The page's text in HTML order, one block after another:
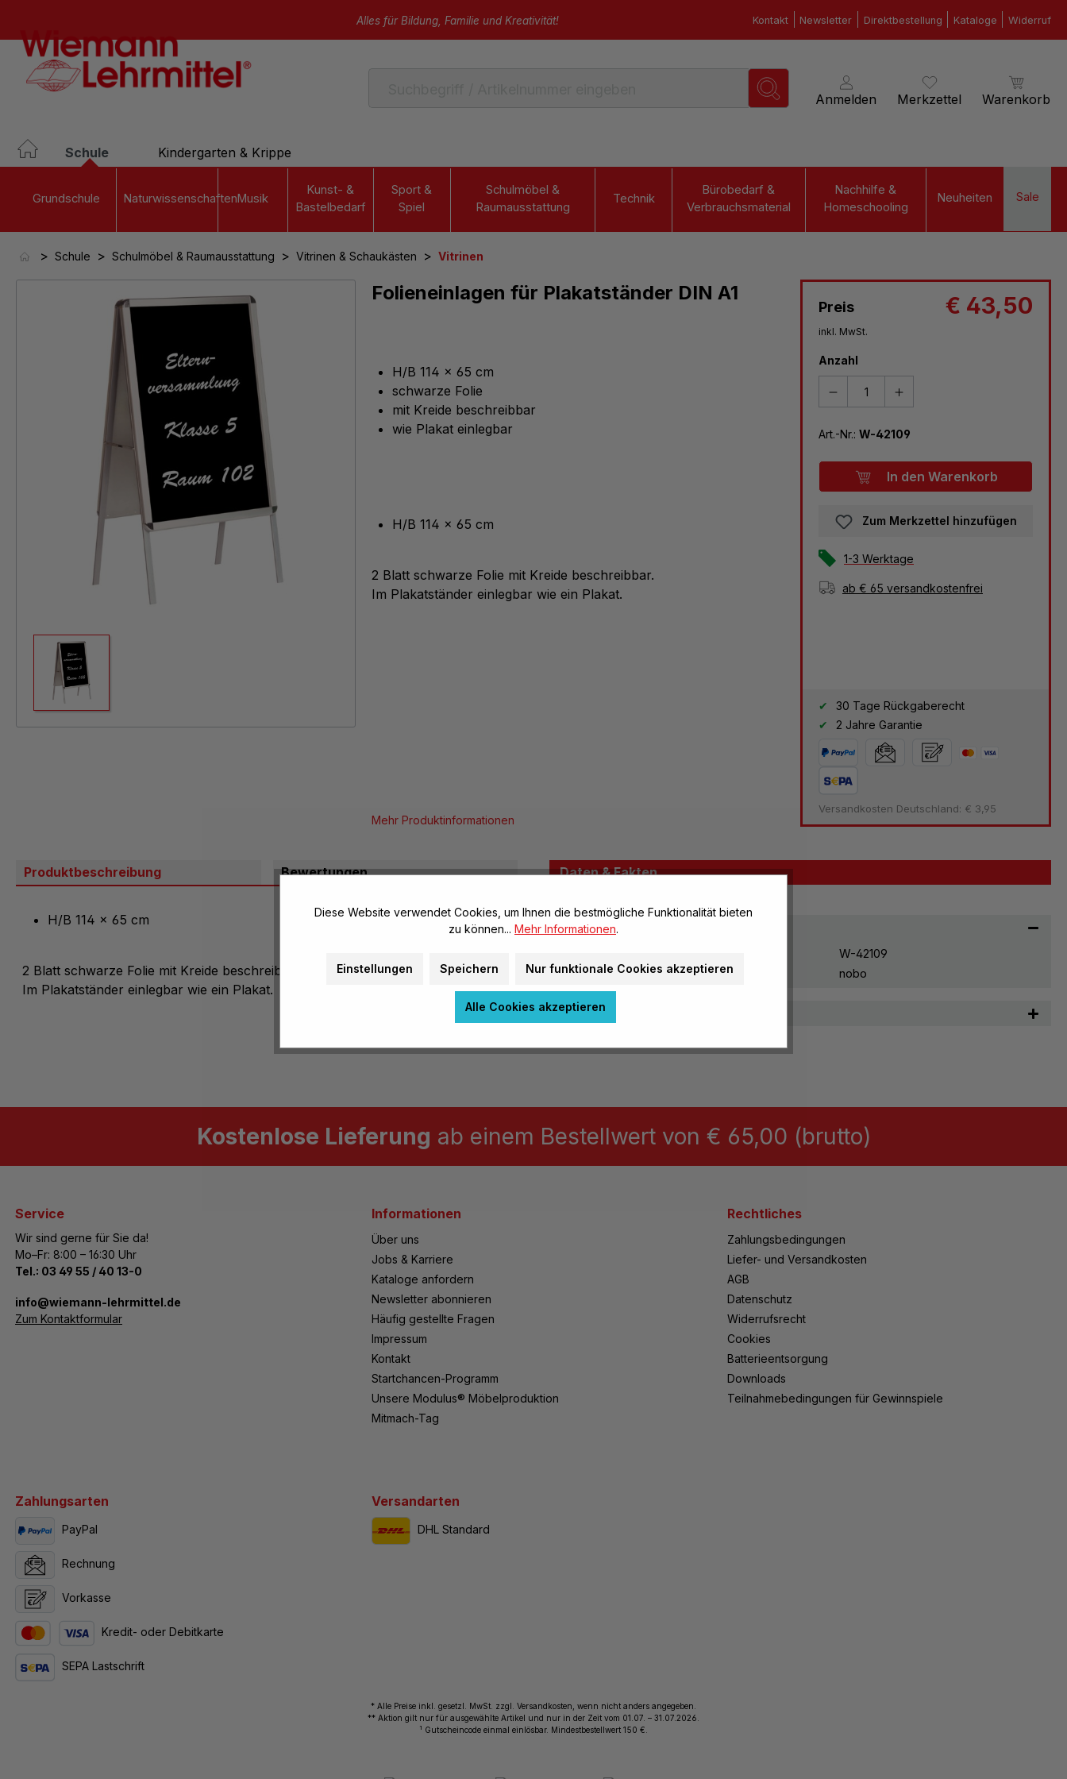
Alles für Bildung, Familie und Kreativität! Kontakt Newsletter Direktbestellung Kataloge Widerruf
Anmelden Merkzettel Warenkorb
Schule Kindergarten & Krippe
Grundschule NaturwissenschaftenMusik
Kunst- &
Bastelbedarf
Sport &
Spiel
Schulmöbel &
Raumausstattung
Technik
Bürobedarf &
Verbrauchsmaterial
Nachhilfe &
Homeschooling
Neuheiten Sale
> Schule > Schulmöbel & Raumausstattung > Vitrinen & Schaukästen > Vitrinen
Preis € 43,50
inkl. MwSt.
Anzahl
Art.-Nr.: W-42109
In den Warenkorb
Zum Merkzettel hinzufügen
1-3 Werktage
ab € 65 versandkostenfrei
30 Tage Rückgaberecht
2 Jahre Garantie
Versandkosten Deutschland: € 3,95
Folieneinlagen für Plakatständer DIN A1
H/B 114 x 65 cm
schwarze Folie
mit Kreide beschreibbar
wie Plakat einlegbar
H/B 114 x 65 cm
2 Blatt schwarze Folie mit Kreide beschreibbar.
Im Plakatständer einlegbar wie ein Plakat.
Mehr Produktinformationen
Produktbeschreibung Bewertungen
H/B 114 x 65 cm
2 Blatt schwarze Folie mit Kreide beschreibbar.
Im Plakatständer einlegbar wie ein Plakat.
Daten & Fakten
Allgemeine Infos
W-42109
Marke:
nobo
Herstellerinformationen
Kostenlose Lieferung ab einem Bestellwert von € 65,00 (brutto)
Service
Wir sind gerne für Sie da!
Mo–Fr: 8:00 – 16:30 Uhr
Tel.: 03 49 55 / 40 13-0
­info@wiemann-lehrmittel.de
Zum Kontaktformular
Informationen
Über uns
Jobs & Karriere
Kataloge anfordern
Newsletter abonnieren
Häufig gestellte Fragen
Impressum
Kontakt
Startchancen-Programm
Unsere Modulus® Möbelproduktion
Mitmach-Tag
Rechtliches
Zahlungsbedingungen
Liefer- und Versandkosten
AGB
Datenschutz
Widerrufsrecht
Cookies
Batterieentsorgung
Downloads
Teilnahmebedingungen für Gewinnspiele
Zahlungsarten
PayPal
Rechnung
Vorkasse
Kredit- oder Debitkarte
SEPA Lastschrift
Versandarten
DHL Standard
* Alle Preise inkl. gesetzl. MwSt. zzgl. Versandkosten, wenn nicht anders angegeben.
** Aktion gilt nur für ausgewählte Artikel und nur in der Zeit vom 01.07. – 31.07.2026.
1 Gutscheincode einmal einlösbar. Mindestbestellwert 150 €.
Diese Website verwendet Cookies, um Ihnen die bestmögliche Funktionalität bieten
zu können... Mehr Informationen.
Einstellungen Speichern Nur funktionale Cookies akzeptieren
Alle Cookies akzeptieren